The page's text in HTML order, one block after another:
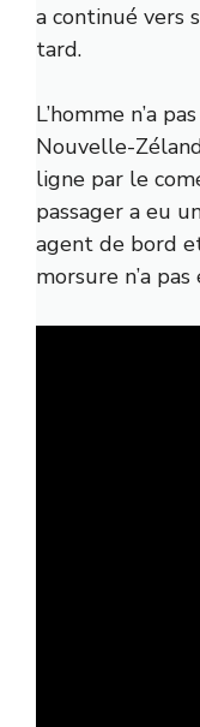
a continué vers
tard.
L’homme n’a
Nouvelle-
ligne par le
passager a eu
agent de bord
morsure n’a